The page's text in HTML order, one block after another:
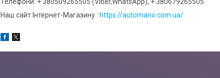
Наш сайт Інтернет-Магазину : https://automario.com.ua/